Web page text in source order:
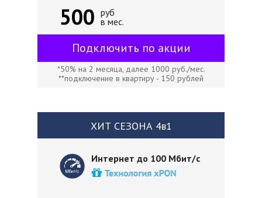
ХИТ СЕЗОНА 4в1
Подключить по акции
Интернет до 100 Мбит/с
руб
в мес.
500
*50% на 2 месяца, далее 1000 руб./мес.
**подключение в квартиру - 150 рублей